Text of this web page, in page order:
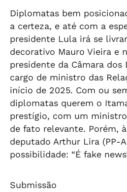
Diplomatas bem
a certeza, e até com a
presidente Lula irá se
decorativo Mauro Vieira e
presidente da Câmara dos
cargo de ministro das
início de 2025. Com ou
diplomatas querem o
prestígio, com um
de fato relevante. Porém,
deputado Arthur Lira (PP-
possibilidade: “É fake
Submissão